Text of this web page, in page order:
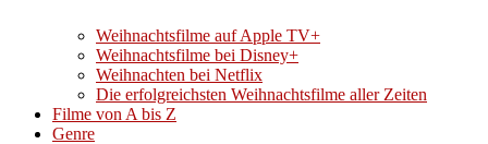
Weihnachtsfilme auf Apple TV+
Weihnachtsfilme bei Disney+
Weihnachten bei Netflix
Die erfolgreichsten Weihnachtsfilme aller Zeiten
Filme von A bis Z
Genre